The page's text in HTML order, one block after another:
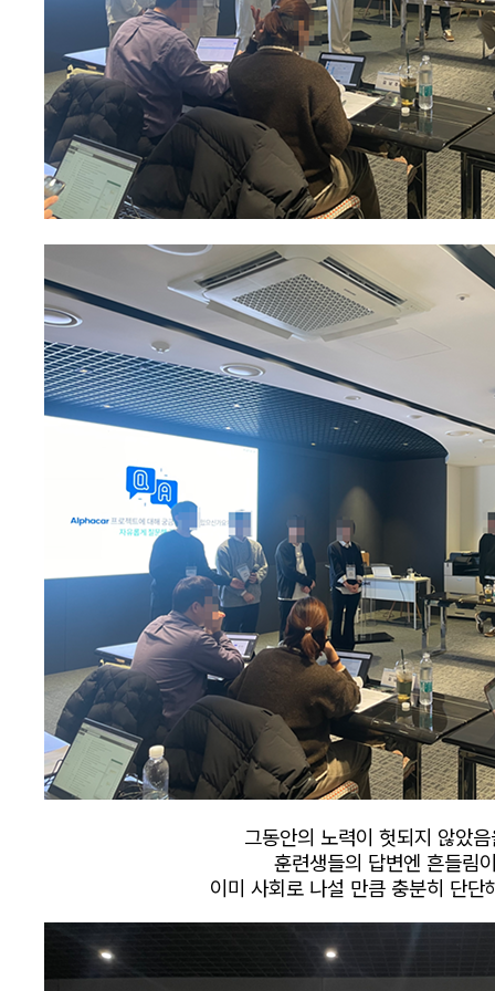
그동안의 노력이 헛되지 않았
훈련생들의 답변엔 흔들림
이미 사회로 나설 만큼 충분히 단단